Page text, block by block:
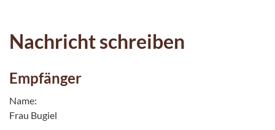
Nachricht schreiben
Empfänger
Name:
Frau Bugiel